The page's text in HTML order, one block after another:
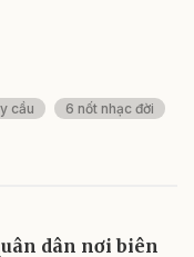
cầu
6 nốt nhạc đời
dân nơi biên